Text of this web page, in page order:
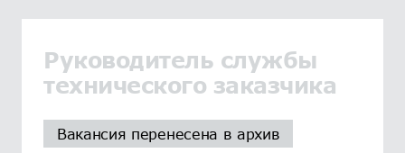
Руководитель службы
технического заказчика
Вакансия перенесена в архив